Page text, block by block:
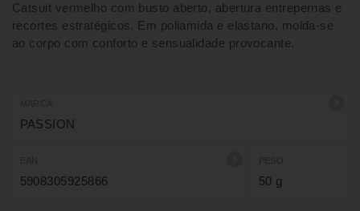
Catsuit vermelho com busto aberto, abertura entrepernas e
recortes estratégicos. Em poliamida e elastano, molda-se
ao corpo com conforto e sensualidade provocante.
PASSION
5908305925866 50 g